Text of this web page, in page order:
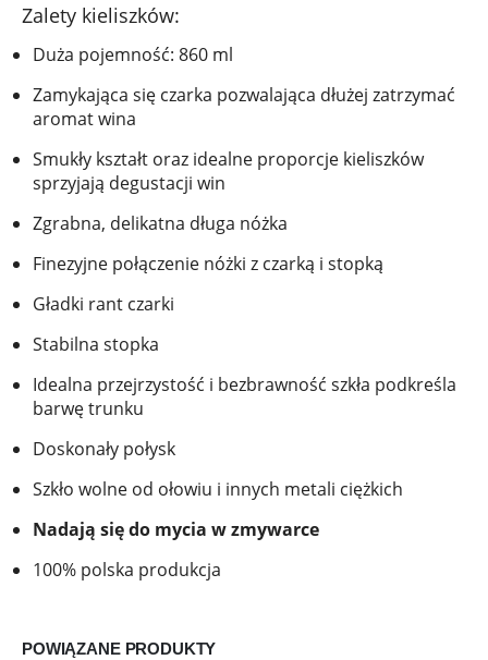
Zalety kieliszków:
Duża pojemność: 860 ml
Zamykająca się czarka pozwalająca dłużej zatrzymać
aromat wina
Smukły kształt oraz idealne proporcje kieliszków
sprzyjają degustacji win
Zgrabna, delikatna długa nóżka
Finezyjne połączenie nóżki z czarką i stopką
Gładki rant czarki
Stabilna stopka
Idealna przejrzystość i bezbrawność szkła podkreśla
barwę trunku
Doskonały połysk
Szkło wolne od ołowiu i innych metali ciężkich
Nadają się do mycia w zmywarce
100% polska produkcja
POWIĄZANE PRODUKTY